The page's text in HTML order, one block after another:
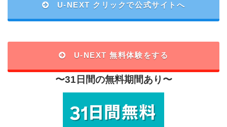
U-NEXT クリックで公式サイトへ
U-NEXT 無料体験をする
〜31日間の無料期間あり〜